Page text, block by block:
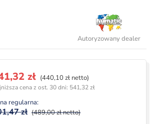
Autoryzowany dealer
zł (489,00 zł netto)
zł.
zł (440,10 zł netto)
zł.
cena z ost. 30 dni: 541,32zł
regularna: